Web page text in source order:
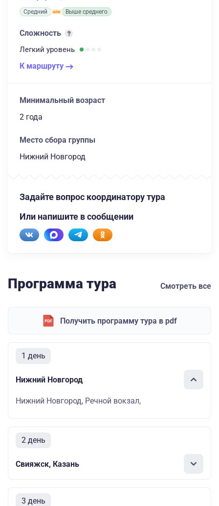
Средний Выше среднего
Сложность
Легкий уровень
К маршруту
Минимальный возраст
2 года
Место сбора группы
Нижний Новгород
Задайте вопрос координатору тура
Или напишите в сообщении
Программа тура Смотреть все
Получить программу тура в pdf
1 день
Нижний Новгород
Нижний Новгород, Речной вокзал,
2 день
Свияжск, Казань
3 день